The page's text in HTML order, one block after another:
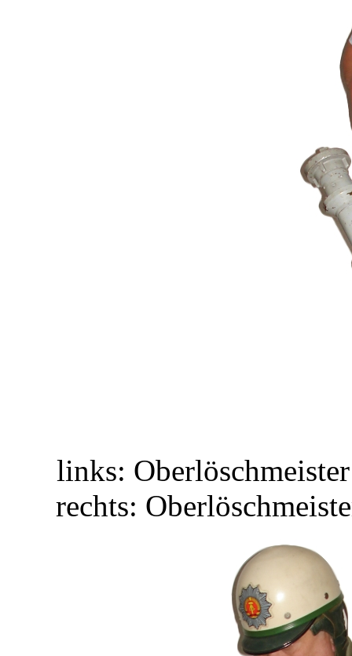
links:
rechts: